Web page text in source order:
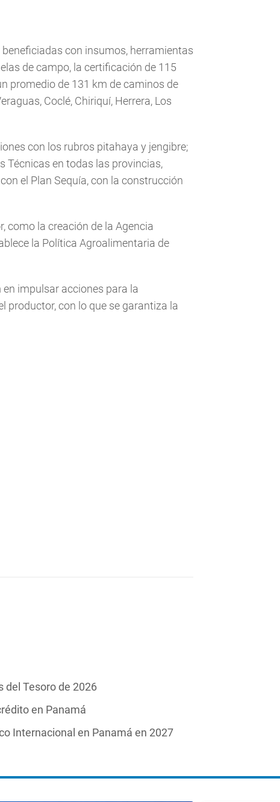
con insumos, herramientas
de campo, la certificación de 115
promedio de 131 km de caminos de
Coclé, Chiriquí, Herrera, Los
con los rubros pitahaya y jengibre;
Técnicas en todas las provincias,
el Plan Sequía, con la construcción
como la creación de la Agencia
la Política Agroalimentaria de
impulsar acciones para la
productor, con lo que se garantiza la
del Tesoro de 2026
en Panamá
Internacional en Panamá en 2027